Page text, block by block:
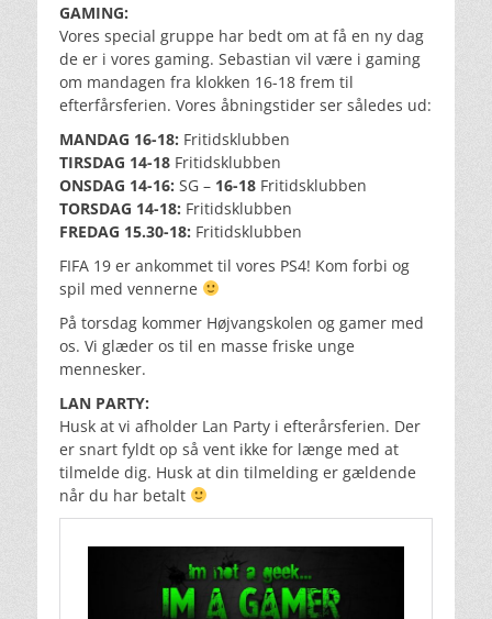
GAMING:
Vores special gruppe har bedt om at få en ny dag
de er i vores gaming. Sebastian vil være i gaming
om mandagen fra klokken 16-18 frem til
efterfårsferien. Vores åbningstider ser således ud:
MANDAG 16-18: Fritidsklubben
TIRSDAG 14-18 Fritidsklubben
ONSDAG 14-16: SG – 16-18 Fritidsklubben
TORSDAG 14-18: Fritidsklubben
FREDAG 15.30-18: Fritidsklubben
FIFA 19 er ankommet til vores PS4! Kom forbi og
spil med vennerne
På torsdag kommer Højvangskolen og gamer med
os. Vi glæder os til en masse friske unge
mennesker.
LAN PARTY:
Husk at vi afholder Lan Party i efterårsferien. Der
er snart fyldt op så vent ikke for længe med at
tilmelde dig. Husk at din tilmelding er gældende
når du har betalt